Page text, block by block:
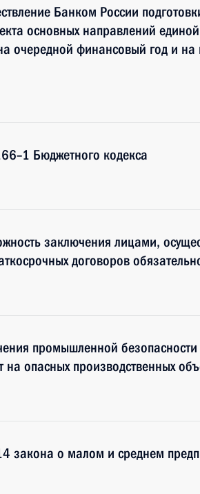
Банком России
основных направлений
очередной финансовый год и
Бюджетного кодекса
заключения лицами,
договоров
промышленной
опасных производственных
закона о малом и среднем